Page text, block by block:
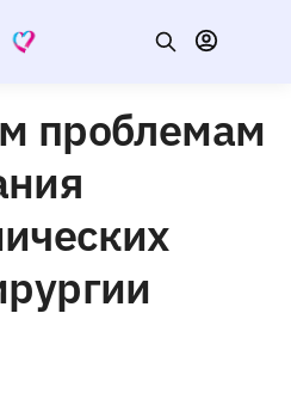
проблемам